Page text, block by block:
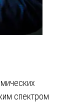
спектром